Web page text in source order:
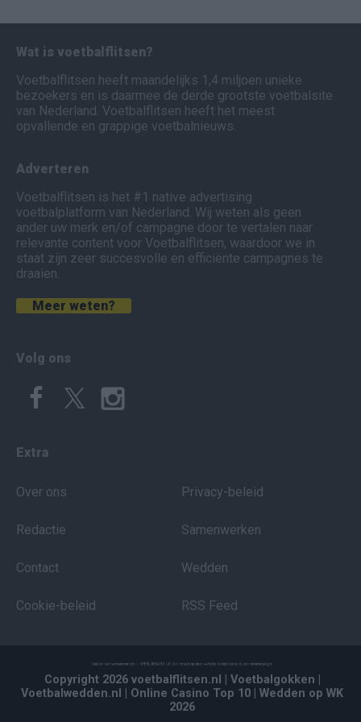
Wat is voetbalflitsen?
Voetbalflitsen heeft maandelijks 1,4 miljoen unieke
bezoekers en is daarmee de derde grootste voetbalsite
van Nederland. Voetbalflitsen heeft het meest
opvallende en grappige voetbalnieuws.
Adverteren
Voetbalflitsen is het #1 native advertising
voetbalplatform van Nederland. Wij weten als geen
ander uw merk en/of campagne door te vertalen naar
relevante content voor Voetbalflitsen, waardoor we in
staat zijn zeer succesvolle en efficiënte campagnes te
draaien.
Meer weten?
Volg ons
Extra
Over ons
Redactie
Contact
Cookie-beleid
Privacy-beleid
Samenwerken
Wedden
RSS Feed
Copyright 2026 voetbalflitsen.nl | Voetbalgokken
Voetbalwedden.nl
| Online Casino Top 10 | Wedden op WK
2026